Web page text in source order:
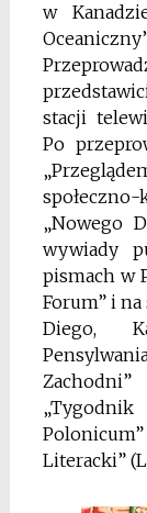
w
stacji
Po
„Nowego
wywiady
pismach w
Forum” i
Diego,
„Tygodnik
Literacki”